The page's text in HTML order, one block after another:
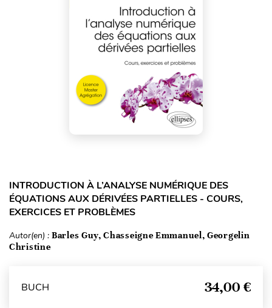
INTRODUCTION À L’ANALYSE NUMÉRIQUE DES
ÉQUATIONS AUX DÉRIVÉES PARTIELLES - COURS,
EXERCICES ET PROBLÈMES
Autor(en) : Barles Guy, Chasseigne Emmanuel, Georgelin
Christine
BUCH 34,00 €